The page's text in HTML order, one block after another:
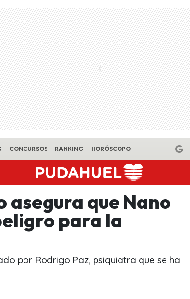
CONCURSOS RANKING HORÓSCOPO
que Nano
para la
por Rodrigo Paz, psiquiatra que se ha